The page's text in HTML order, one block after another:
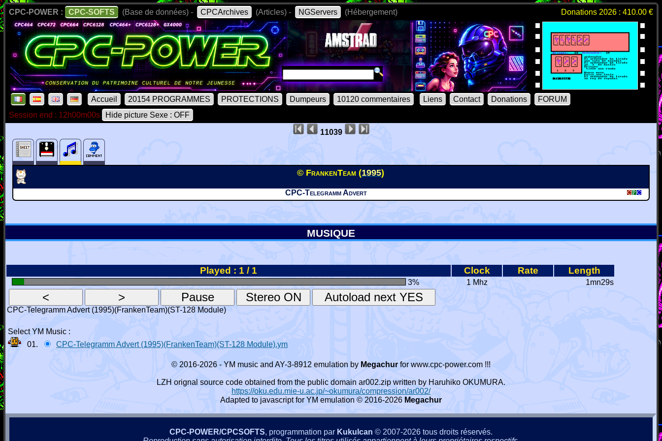
CPC-POWER : CPC-SOFTS (Base de données) - CPCArchives (Articles) - NGServers (Hébergement) Donations 2026 : 410.00 €
Accueil 20154 PROGRAMMES PROTECTIONS Dumpeurs 10120 commentaires Liens Contact Donations
FORUM
Session end : 12h00m00s
Hide picture Sexe : OFF
11039
© FrankenTeam (1995)
CPC-Telegramm Advert
MUSIQUE
Played : 1 / 1 Clock Rate Length
3% 1 Mhz 1mn29s
CPC-Telegramm Advert (1995)(FrankenTeam)(ST-128 Module)
Select YM Music :
01.
CPC-Telegramm Advert (1995)(FrankenTeam)(ST-128 Module).ym
© 2016-2026 - YM music and AY-3-8912 emulation by Megachur for www.cpc-power.com !!!
LZH orignal source code obtained from the public domain ar002.zip written by Haruhiko OKUMURA.
https://oku.edu.mie-u.ac.jp/~okumura/compression/ar002/
Adapted to javascript for YM emulation © 2016-2026 Megachur
CPC-POWER/CPCSOFTS, programmation par Kukulcan © 2007-2026 tous droits réservés.